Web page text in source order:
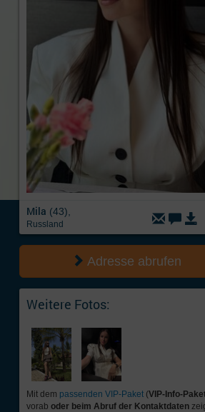
Mila (43),
Russland
Adresse abrufen
Weitere Fotos:
Mit dem passenden VIP-Paket (VIP-Info-
vorab oder beim Abruf der Kontaktdaten